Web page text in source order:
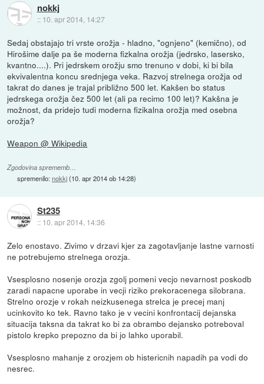
nokkj
:: 10. apr 2014, 14:27
Sedaj obstajajo tri vrste orožja - hladno, "ognjeno" (kemično), od
Hirošime dalje pa še moderna fizkalna orožja (jedrsko, lasersko,
kvantno....). Pri jedrskem orožju smo trenuno v dobi, ki bi bila
ekvivalentna koncu srednjega veka. Razvoj strelnega orožja od
takrat do danes je trajal približno 500 let. Kakšen bo status
jedrskega orožja čez 500 let (ali pa recimo 100 let)? Kakšna je
možnost, da pridejo tudi moderna fizikalna orožja med osebna
orožja?
Weapon @ Wikipedia
Zgodovina sprememb…
spremenilo:nokkj(10. apr 2014 ob 14:28)
St235
:: 10. apr 2014, 14:36
Zelo enostavo. Zivimo v drzavi kjer za zagotavljanje lastne varnosti
ne potrebujemo strelnega orozja.
Vsesplosno nosenje orozja zgolj pomeni vecjo nevarnost poskodb
zaradi napacne uporabe in vecji riziko prekoracenega silobrana.
Strelno orozje v rokah neizkusenega strelca je precej manj
ucinkovito ko tek. Ravno tako je v vecini konfrontacij dejanska
situacija taksna da takrat ko bi za obrambo dejansko potreboval
pistolo krepko prepozno da bi jo lahko uporabil.
Vsesplosno mahanje z orozjem ob histericnih napadih pa vodi do
nesrec.